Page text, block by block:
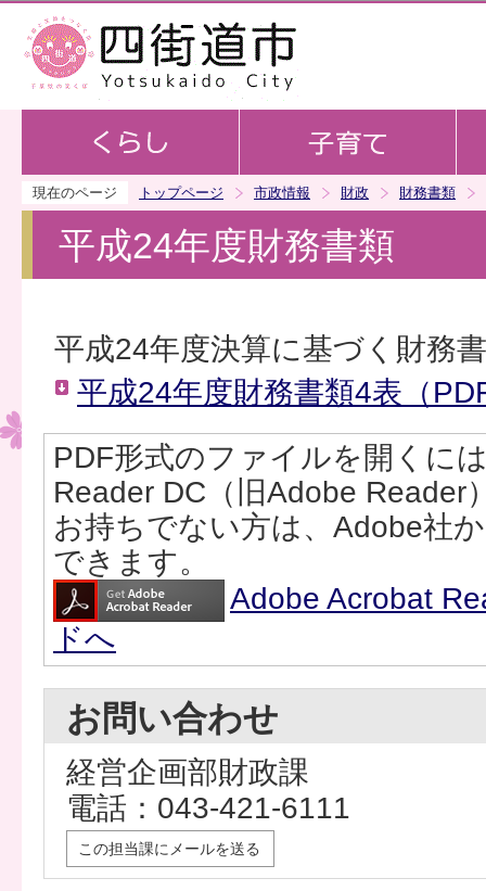
現在のページ トップページ 市政情報 財政 財務書類
平成24年度財務書類
平成24年度決算に基づく財務
平成24年度財務書類4表（
PDF形式のファイルを開くに
Reader DC（旧Adobe Reader
お持ちでない方は、Adobe社
できます。
Adobe Acrobat
ドへ
お問い合わせ
経営企画部財政課
電話：043-421-6111
この担当課にメールを送る